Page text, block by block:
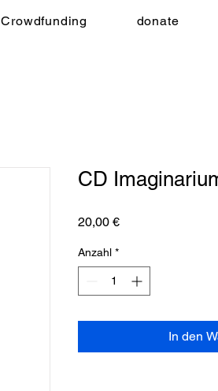
Crowdfunding donate
CD
20,00 €Preis
Anzahl *
In den